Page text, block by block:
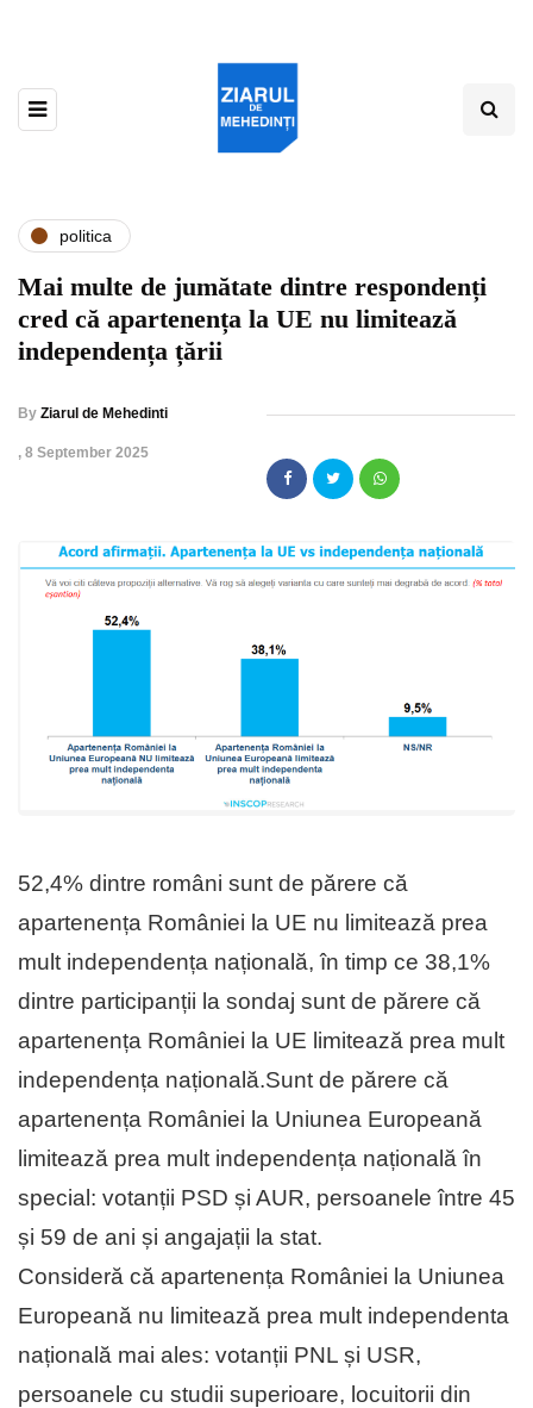
politica
Mai multe de jumătate dintre respondenți
cred că apartenența la UE nu limitează
independența țării
By Ziarul de Mehedinti
, 8 September 2025
52,4% dintre români sunt de părere că
apartenența României la UE nu limitează prea
mult independența națională, în timp ce 38,1%
dintre participanții la sondaj sunt de părere că
apartenența României la UE limitează prea mult
independența națională.Sunt de părere că
apartenența României la Uniunea Europeană
limitează prea mult independența națională în
special: votanții PSD și AUR, persoanele între 45
și 59 de ani și angajații la stat.
Consideră că apartenența României la Uniunea
Europeană nu limitează prea mult independenta
națională mai ales: votanții PNL și USR,
persoanele cu studii superioare, locuitorii din